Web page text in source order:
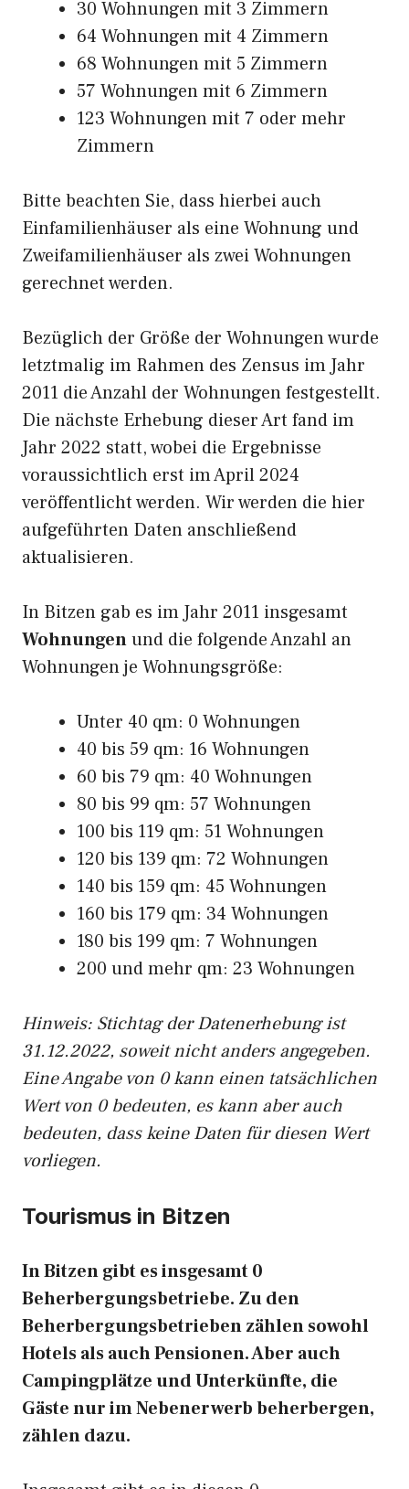
30 Wohnungen mit 3 Zimmern
64 Wohnungen mit 4 Zimmern
68 Wohnungen mit 5 Zimmern
57 Wohnungen mit 6 Zimmern
123 Wohnungen mit 7 oder mehr
Zimmern
Bitte beachten Sie, dass hierbei auch
Einfamilienhäuser als eine Wohnung und
Zweifamilienhäuser als zwei Wohnungen
gerechnet werden.
Bezüglich der Größe der Wohnungen wurde
letztmalig im Rahmen des Zensus im Jahr
2011 die Anzahl der Wohnungen festgestellt.
Die nächste Erhebung dieser Art fand im
Jahr 2022 statt, wobei die Ergebnisse
voraussichtlich erst im April 2024
veröffentlicht werden. Wir werden die hier
aufgeführten Daten anschließend
aktualisieren.
In Bitzen gab es im Jahr 2011 insgesamt
Wohnungenund die folgende Anzahl an
Wohnungen je Wohnungsgröße:
Unter 40 qm: 0 Wohnungen
40 bis 59 qm: 16 Wohnungen
60 bis 79 qm: 40 Wohnungen
80 bis 99 qm: 57 Wohnungen
100 bis 119 qm: 51 Wohnungen
120 bis 139 qm: 72 Wohnungen
140 bis 159 qm: 45 Wohnungen
160 bis 179 qm: 34 Wohnungen
180 bis 199 qm: 7 Wohnungen
200 und mehr qm: 23 Wohnungen
Hinweis: Stichtag der Datenerhebung ist
31.12.2022, soweit nicht anders angegeben.
Eine Angabe von 0 kann einen tatsächlichen
Wert von 0 bedeuten, es kann aber auch
bedeuten, dass keine Daten für diesen Wert
vorliegen.
Tourismus in Bitzen
In Bitzen gibt es insgesamt 0
Beherbergungsbetriebe. Zu den
Beherbergungsbetrieben zählen sowohl
Hotels als auch Pensionen. Aber auch
Campingplätze und Unterkünfte, die
Gäste nur im Nebenerwerb beherbergen,
zählen dazu.